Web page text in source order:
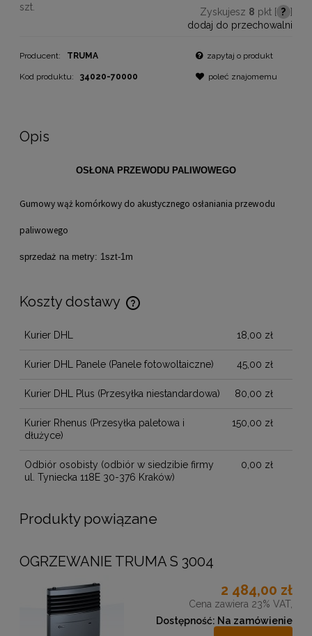
szt. Zyskujesz 8 pkt [ ? ]
dodaj do przechowalni
Producent: TRUMA
Kod produktu: 34020-70000
zapytaj o produkt
poleć znajomemu
Opis
OSŁONA PRZEWODU PALIWOWEGO
Gumowy wąż komórkowy do akustycznego osłaniania przewodu
paliwowego
sprzedaż na metry: 1szt-1m
Koszty dostawy
Cena nie zawiera ewentualnych kosztów płatności
Kurier DHL 18,00 zł
Kurier DHL Panele (Panele fotowoltaiczne) 45,00 zł
Kurier DHL Plus (Przesyłka niestandardowa) 80,00 zł
Kurier Rhenus (Przesyłka paletowa i
dłużyce)
150,00 zł
Odbiór osobisty (odbiór w siedzibie firmy
ul. Tyniecka 118E 30-376 Kraków)
0,00 zł
Produkty powiązane
OGRZEWANIE TRUMA S 3004
2 484,00 zł
Cena zawiera 23% VAT,
Dostępność: Na zamówienie